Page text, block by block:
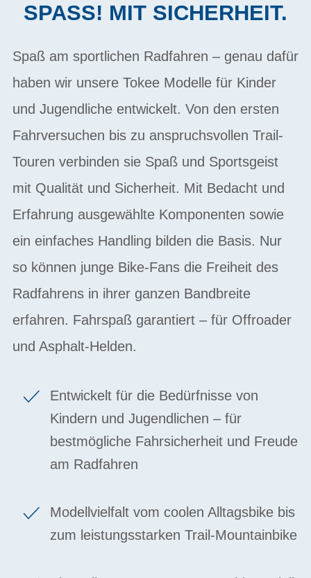
SPASS! MIT SICHERHEIT.
Spaß am sportlichen Radfahren – genau dafür
haben wir unsere Tokee Modelle für Kinder
und Jugendliche entwickelt. Von den ersten
Fahrversuchen bis zu anspruchsvollen Trail-
Touren verbinden sie Spaß und Sportsgeist
mit Qualität und Sicherheit. Mit Bedacht und
Erfahrung ausgewählte Komponenten sowie
ein einfaches Handling bilden die Basis. Nur
so können junge Bike-Fans die Freiheit des
Radfahrens in ihrer ganzen Bandbreite
erfahren. Fahrspaß garantiert – für Offroader
und Asphalt-Helden.
Entwickelt für die Bedürfnisse von
Kindern und Jugendlichen – für
bestmögliche Fahrsicherheit und Freude
am Radfahren
Modellvielfalt vom coolen Alltagsbike bis
zum leistungsstarken Trail-Mountainbike